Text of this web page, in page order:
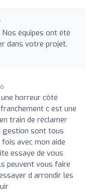
équipes ont été
dans votre projet.
horreur côté
c est une
train de réclamer
gestion sont tous
avec mon aide
essaye de vous
peuvent vous faire
d arrondir les